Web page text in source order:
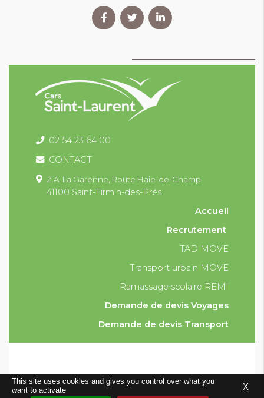
02 54 23 64 00
CONTACT
Z.A. La Garenne, Route Haie-de-Champ
41100 Saint-Firmin-des-Prés
Accueil
Recrutement
TAD MOVE
Transport urbain MOVE
Ramassage scolaire REMI
Demande de devis Voyages
Demande de devis Transport
Mentions légales X
This site uses cookies and gives you control over what you
want to activate